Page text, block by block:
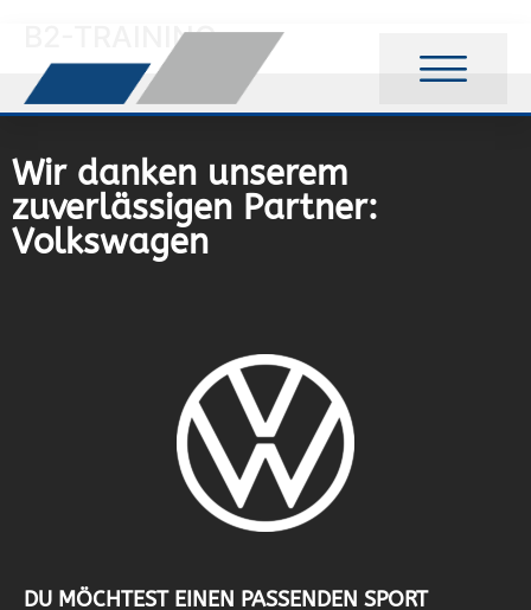
B2-TRAINING
Wir danken unserem
zuverlässigen Partner:
Volkswagen
DU MÖCHTEST EINEN PASSENDEN SPORT